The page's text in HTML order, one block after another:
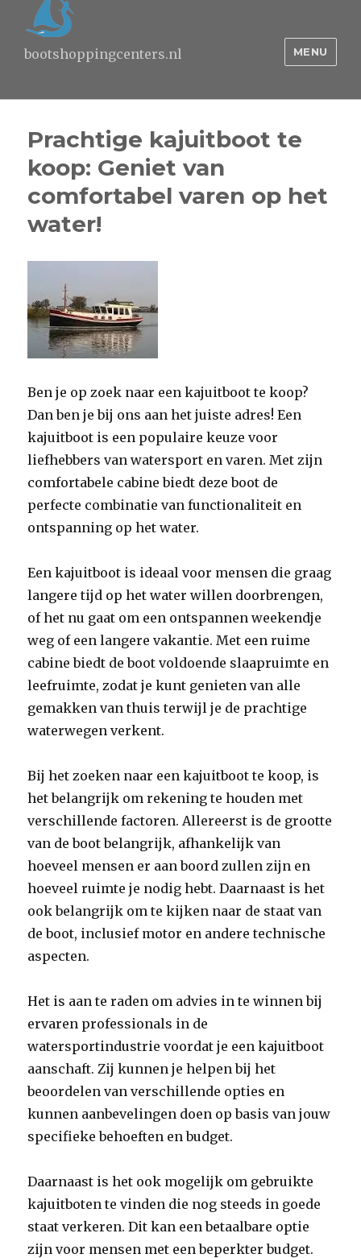
bootshoppingcenters.nl MENU
Prachtige kajuitboot te
koop: Geniet van
comfortabel varen op het
water!
Ben je op zoek naar een kajuitboot te koop?
Dan ben je bij ons aan het juiste adres! Een
kajuitboot is een populaire keuze voor
liefhebbers van watersport en varen. Met zijn
comfortabele cabine biedt deze boot de
perfecte combinatie van functionaliteit en
ontspanning op het water.
Een kajuitboot is ideaal voor mensen die graag
langere tijd op het water willen doorbrengen,
of het nu gaat om een ontspannen weekendje
weg of een langere vakantie. Met een ruime
cabine biedt de boot voldoende slaapruimte en
leefruimte, zodat je kunt genieten van alle
gemakken van thuis terwijl je de prachtige
waterwegen verkent.
Bij het zoeken naar een kajuitboot te koop, is
het belangrijk om rekening te houden met
verschillende factoren. Allereerst is de grootte
van de boot belangrijk, afhankelijk van
hoeveel mensen er aan boord zullen zijn en
hoeveel ruimte je nodig hebt. Daarnaast is het
ook belangrijk om te kijken naar de staat van
de boot, inclusief motor en andere technische
aspecten.
Het is aan te raden om advies in te winnen bij
ervaren professionals in de
watersportindustrie voordat je een kajuitboot
aanschaft. Zij kunnen je helpen bij het
beoordelen van verschillende opties en
kunnen aanbevelingen doen op basis van jouw
specifieke behoeften en budget.
Daarnaast is het ook mogelijk om gebruikte
kajuitboten te vinden die nog steeds in goede
staat verkeren. Dit kan een betaalbare optie
zijn voor mensen met een beperkter budget.